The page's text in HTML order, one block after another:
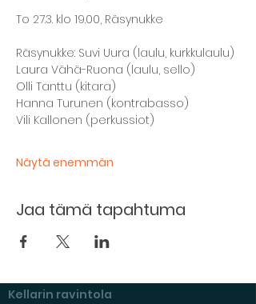
To 27.3. klo 19.00, Räsynukke
Räsynukke: Suvi Uura (laulu, kurkkulaulu)
Laura Vähä-Ruona (laulu, sello)
Olli Tanttu (kitara)
Hanna Turunen (kontrabasso)
Vili Kallonen (perkussiot)
Näytä enemmän
Jaa tämä tapahtuma
Kellarin ravintola